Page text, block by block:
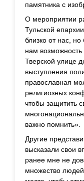
памятника с
О мероприятии
Тульской
близко от нас,
нам
Тверской улице
выступления
православная
религиозных
чтобы защитить
важно помнить».
Другие
высказали свои
ранее мне не
множество